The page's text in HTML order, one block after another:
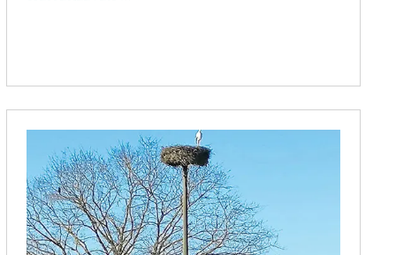
mit der Evangelisch-Lutherischen